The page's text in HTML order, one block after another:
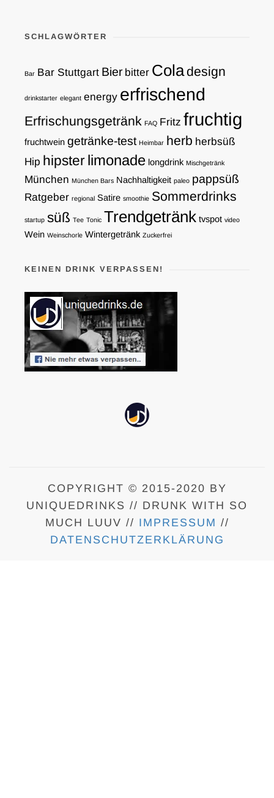
SCHLAGWÖRTER
Bar Bar Stuttgart Bier bitter Coladesign
drinkstarter elegant energy erfrischend
Erfrischungsgetränk FAQ Fritz fruchtig
fruchtwein getränke-test Heimbar herb herbsüß
Hip hipsterlimonade longdrink Mischgetränk
München München Bars Nachhaltigkeit paleo pappsüß
Ratgeber regional Satire smoothie Sommerdrinks
startup süß Tee Tonic Trendgetränk tvspot video
Wein Weinschorle Wintergetränk Zuckerfrei
KEINEN DRINK VERPASSEN!
COPYRIGHT © 2015-2020 BY
UNIQUEDRINKS // DRUNK WITH SO
MUCH LUUV // IMPRESSUM //
DATENSCHUTZERKLÄRUNG